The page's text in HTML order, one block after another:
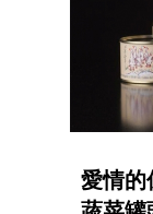
愛情的